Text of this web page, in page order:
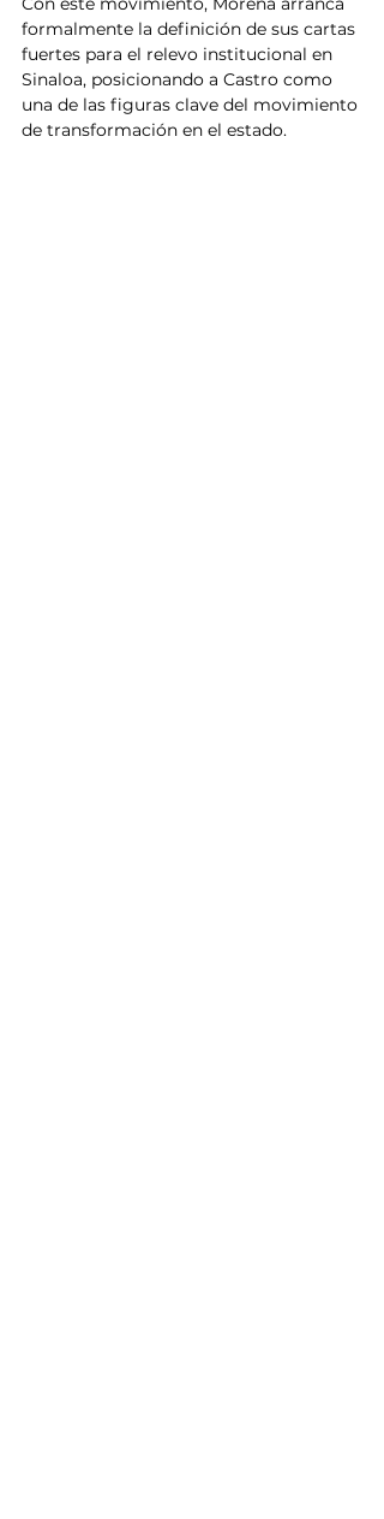
formalmente la definición de sus cartas
fuertes para el relevo institucional en
Sinaloa, posicionando a Castro como
una de las figuras clave del movimiento
de transformación en el estado.